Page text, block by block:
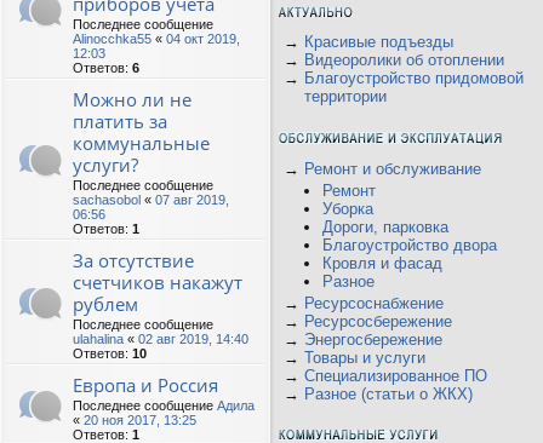
Последнее сообщение
Alinocchka55 « 04 окт 2019,
12:03
Ответов: 6
Можно ли не
платить за
коммунальные
услуги?
Последнее сообщение
sachasobol « 07 авг 2019,
06:56
Ответов: 1
За отсутствие
счетчиков накажут
рублем
Последнее сообщение
ulahalina « 02 авг 2019, 14:40
Ответов: 10
Европа и Россия
Последнее сообщение Адила
« 20 ноя 2017, 13:25
Ответов: 1
→ Красивые подъезды
→ Видеоролики об отоплении
→ Благоустройство придомовой
территории
→ Ремонт и обслуживание
Ремонт
Уборка
Дороги, парковка
Благоустройство двора
Кровля и фасад
Разное
→ Ресурсоснабжение
→ Ресурсосбережение
→ Энергосбережение
→ Товары и услуги
→ Специализированное ПО
→ Разное (статьи о ЖКХ)